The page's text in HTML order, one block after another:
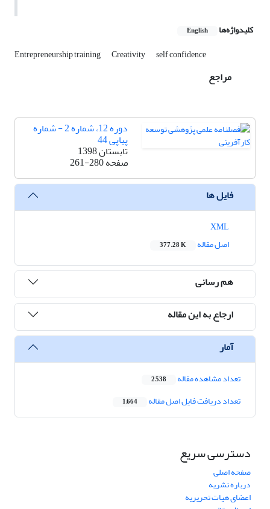
کلیدواژه‌ها English
Entrepreneurship training Creativity self confidence
مراجع
دوره 12، شماره 2 - شماره
پیاپی 44
تابستان 1398
صفحه261-280
فایل ها
اصل مقاله
377.28 K
هم رسانی
ارجاع به این مقاله
آمار
تعداد مشاهده مقاله 2,538
تعداد دریافت فایل اصل مقاله 1,664
دسترسی سریع
صفحه اصلی
درباره نشریه
اعضای هیات تحریریه